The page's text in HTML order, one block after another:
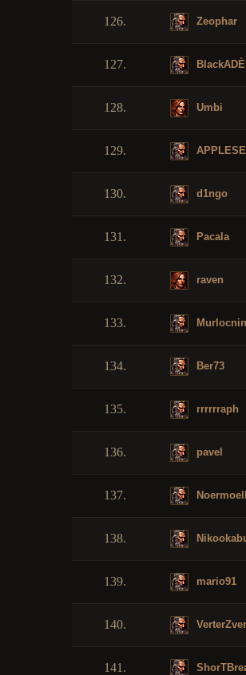
126. Zeophar
127.
128. Umbi
129.
130. d1ngo
131. Pacala
132. raven
133.
134. Ber73
135. rrrrrraph
136. pavel
137.
138.
139. mario91
140. VerterZver
141.